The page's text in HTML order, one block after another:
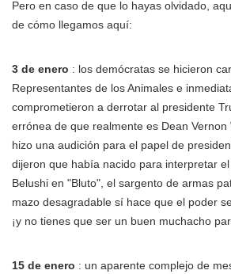
Pero en caso de que lo hayas olvidado,
de cómo llegamos aquí:
3 de enero : los demócratas se hicieron
Representantes de los Animales e
comprometieron a derrotar al presidente
errónea de que realmente es Dean Vernon
hizo una audición para el papel de
dijeron que había nacido para interpretar
Belushi en "Bluto", el sargento de armas
mazo desagradable sí hace que el poder
¡y no tienes que ser un buen muchacho
15 de enero : un aparente complejo de